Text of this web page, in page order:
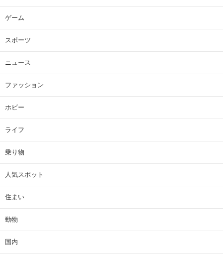
ゲーム
スポーツ
ニュース
ファッション
ホビー
ライフ
乗り物
人気スポット
住まい
動物
国内